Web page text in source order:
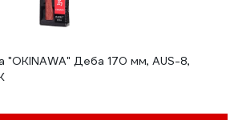
"OKINAWA" Деба 170 мм, AUS-8,